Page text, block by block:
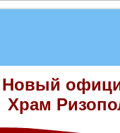
Новый
Храм